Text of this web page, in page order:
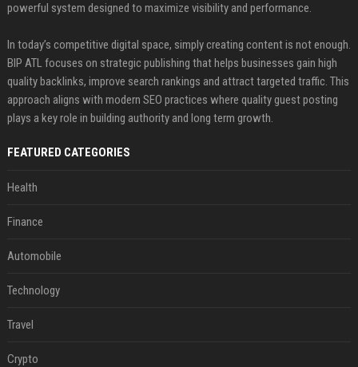
powerful system designed to maximize visibility and performance.
In today’s competitive digital space, simply creating content is not enough.
BIP ATL focuses on strategic publishing that helps businesses gain high
quality backlinks, improve search rankings and attract targeted traffic. This
approach aligns with modern SEO practices where quality guest posting
plays a key role in building authority and long term growth.
FEATURED CATEGORIES
Health
Finance
Automobile
Technology
Travel
Crypto